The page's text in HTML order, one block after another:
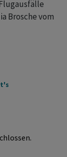
Brosche vom